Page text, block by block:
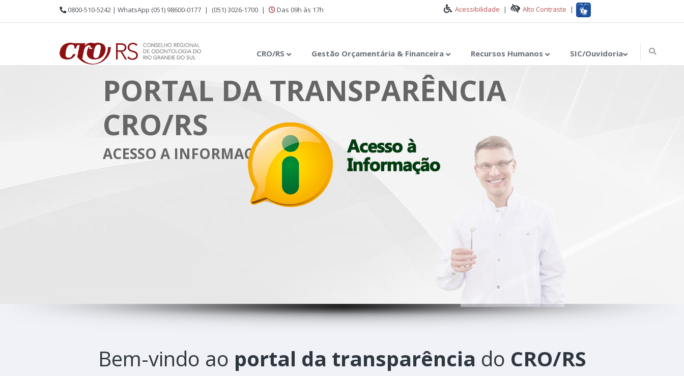
0800-510-5242 | WhatsApp (051) 98600-0177 | (051) 3026-1700 | Das 09h às 17h Acessibilidade | Alto Contraste |
CRO/RS Gestão Orçamentária & Financeira Recursos Humanos SIC/Ouvidoria
PORTAL DA TRANSPARÊNCIA
CRO/RS
ACESSO A INFORMAÇÃO
Bem-vindo ao portal da transparência do CRO/RS